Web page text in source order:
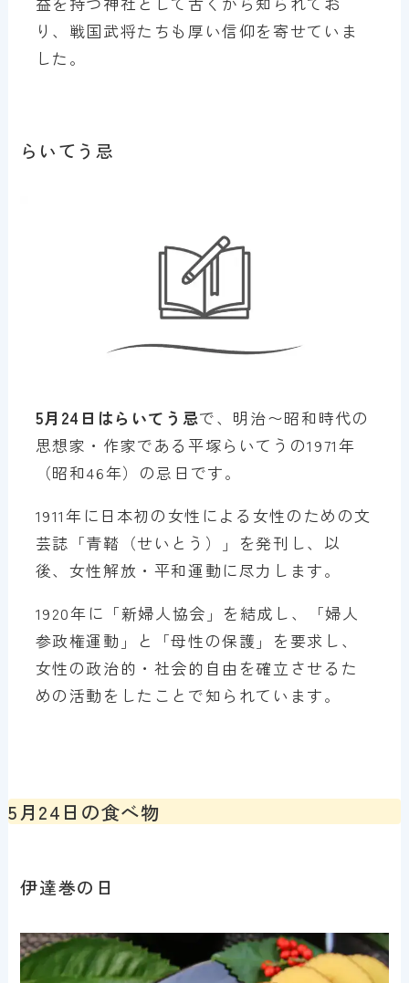
り、戦国武将たちも厚い信仰を寄せていま
した。
らいてう忌
5月24日はらいてう忌で、明治〜昭和時代の
思想家・作家である平塚らいてうの1971年
（昭和46年）の忌日です。
1911年に日本初の女性による女性のための文
芸誌「青鞜（せいとう）」を発刊し、以
後、女性解放・平和運動に尽力します。
1920年に「新婦人協会」を結成し、「婦人
参政権運動」と「母性の保護」を要求し、
女性の政治的・社会的自由を確立させるた
めの活動をしたことで知られています。
5月24日の食べ物
伊達巻の日